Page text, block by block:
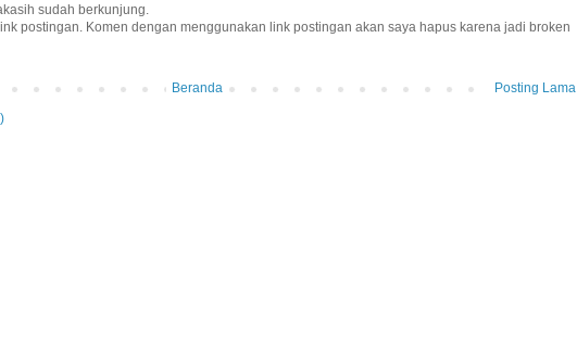
sudah berkunjung.
postingan. Komen dengan menggunakan link postingan akan saya hapus karena jadi broken
Posting Lama
Beranda